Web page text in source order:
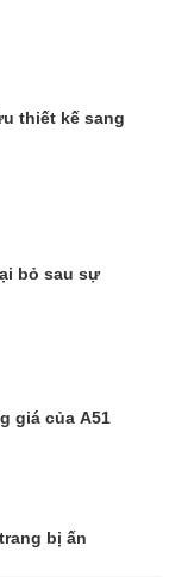
thiết kế sang
bỏ sau sự
giá của A51
bị ấn